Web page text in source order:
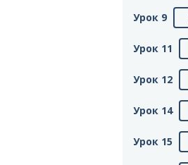
Урок 9
Урок 11
Урок 12
Урок 14
Урок 15